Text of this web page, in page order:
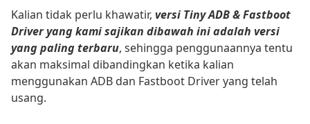
Kalian tidak perlu khawatir, versi Tiny ADB & Fastboot
Driver yang kami sajikan dibawah ini adalah versi
yang paling terbaru, sehingga penggunaannya tentu
akan maksimal dibandingkan ketika kalian
menggunakan ADB dan Fastboot Driver yang telah
usang.